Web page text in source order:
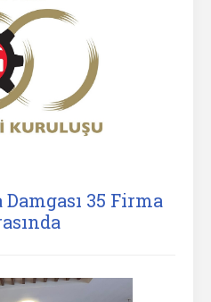
Damgası 35 Firma